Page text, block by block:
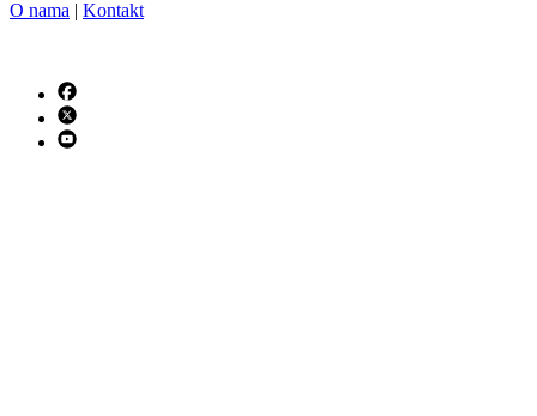
O nama | Kontakt